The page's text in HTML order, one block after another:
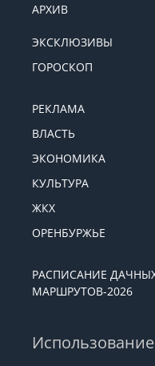
АРХИВ
ЭКСКЛЮЗИВЫ
ГОРОСКОП
РЕКЛАМА
ВЛАСТЬ
ЭКОНОМИКА
КУЛЬТУРА
ЖКХ
ОРЕНБУРЖЬЕ
РАСПИСАНИЕ
МАРШРУТОВ-2026